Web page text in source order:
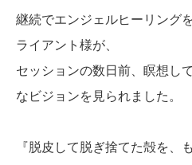
継続でエンジェルヒーリング
ライアント様が、
セッションの数日前、瞑想し
なビジョンを見られました。
『脱皮して脱ぎ捨てた殻を、